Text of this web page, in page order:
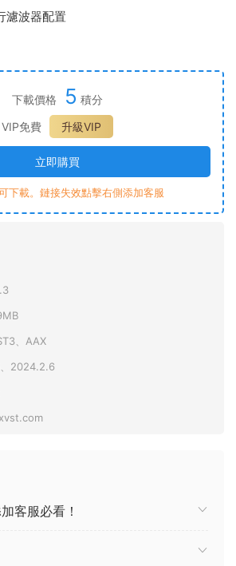
濾波器配置
下載價格 5 積分
VIP免費
升級VIP
立即購買
下載。鏈接失效點擊右側添加客服
、AAX
2024.2.6
客服必看！